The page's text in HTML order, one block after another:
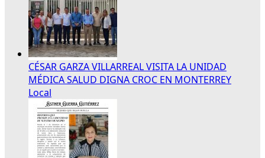
CÉSAR GARZA VILLARREAL VISITA LA UNIDAD
MÉDICA SALUD DIGNA CROC EN MONTERREY
Local